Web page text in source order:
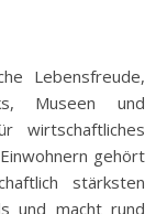
Museen und
wirtschaftliches
gehört
stärksten
und macht rund